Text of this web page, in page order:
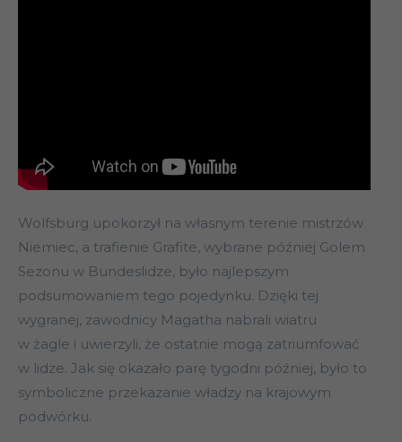
Wolfsburg upokorzył na własnym terenie mistrzów
Niemiec, a trafienie Grafite, wybrane później Golem
Sezonu w Bundeslidze, było najlepszym
podsumowaniem tego pojedynku. Dzięki tej
wygranej, zawodnicy Magatha nabrali wiatru
w żagle i uwierzyli, że ostatnie mogą zatriumfować
w lidze. Jak się okazało parę tygodni później, było to
symboliczne przekazanie władzy na krajowym
podwórku.